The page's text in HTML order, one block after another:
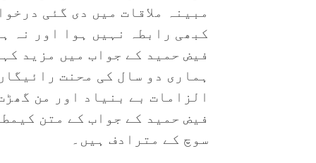
مبینہ ملاقات میں دی گئی
کبھی رابطہ نہیں ہوا اور نہ
فیض حمید کے جواب میں مزید
ہماری دو سال کی محنت
الزامات بے بنیاد اور من
فیض حمید کے جواب کے متن
سوچ کے مترادف ہیں۔